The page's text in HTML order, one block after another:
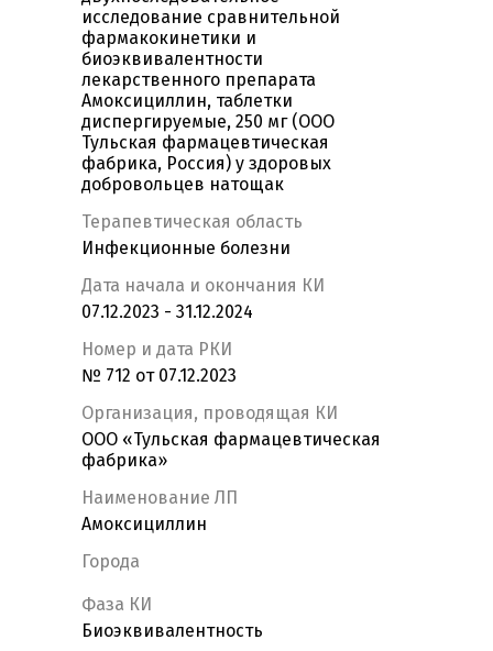
исследование сравнительной
фармакокинетики и
биоэквивалентности
лекарственного препарата
Амоксициллин, таблетки
диспергируемые, 250 мг (ООО
Тульская фармацевтическая
фабрика, Россия) у здоровых
добровольцев натощак
Терапевтическая область
Инфекционные болезни
Дата начала и окончания КИ
07.12.2023 - 31.12.2024
Номер и дата РКИ
№ 712 от 07.12.2023
Организация, проводящая КИ
ООО «Тульская фармацевтическая
фабрика»
Наименование ЛП
Амоксициллин
Города
Фаза КИ
Биоэквивалентность